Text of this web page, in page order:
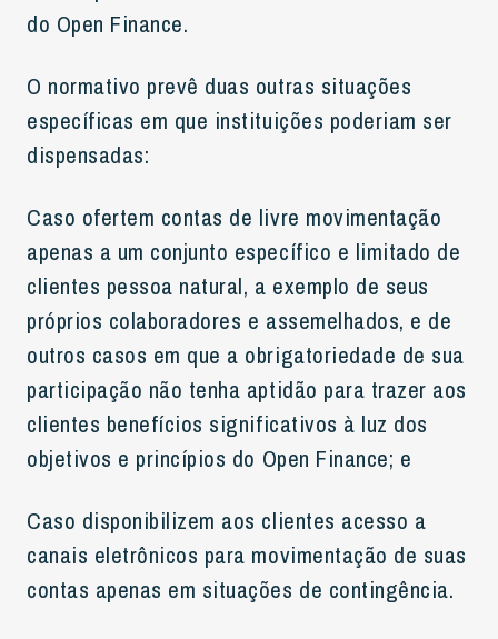
do Open Finance.
O normativo prevê duas outras situações
específicas em que instituições poderiam ser
dispensadas:
Caso ofertem contas de livre movimentação
apenas a um conjunto específico e limitado de
clientes pessoa natural, a exemplo de seus
próprios colaboradores e assemelhados, e de
outros casos em que a obrigatoriedade de sua
participação não tenha aptidão para trazer aos
clientes benefícios significativos à luz dos
objetivos e princípios do Open Finance; e
Caso disponibilizem aos clientes acesso a
canais eletrônicos para movimentação de suas
contas apenas em situações de contingência.